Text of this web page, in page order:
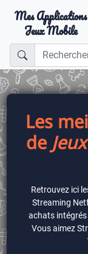
Mes Applications
Jeux Mobile
Les
de
Retrouvez ici
Streaming
achats
Vous aimez